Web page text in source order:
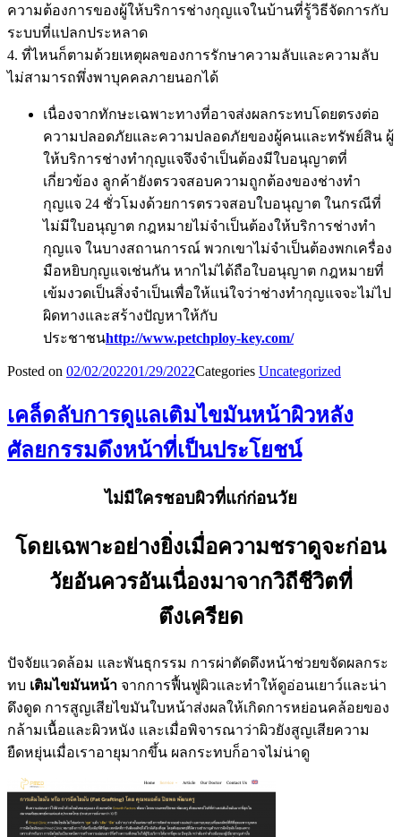
ความต้องการของผู้ให้บริการช่างกุญแจในบ้านที่รู้วิธีจัดการกับ
ระบบที่แปลกประหลาด
4. ที่ไหนก็ตามด้วยเหตุผลของการรักษาความลับและความลับ
ไม่สามารถพึ่งพาบุคคลภายนอกได้
เนื่องจากทักษะเฉพาะทางที่อาจส่งผลกระทบโดยตรงต่อ
ความปลอดภัยและความปลอดภัยของผู้คนและทรัพย์สิน ผู้
ให้บริการช่างทำกุญแจจึงจำเป็นต้องมีใบอนุญาตที่
เกี่ยวข้อง ลูกค้ายังตรวจสอบความถูกต้องของช่างทำ
กุญแจ 24 ชั่วโมงด้วยการตรวจสอบใบอนุญาต ในกรณีที่
ไม่มีใบอนุญาต กฎหมายไม่จำเป็นต้องให้บริการช่างทำ
กุญแจ ในบางสถานการณ์ พวกเขาไม่จำเป็นต้องพกเครื่อง
มือหยิบกุญแจเช่นกัน หากไม่ได้ถือใบอนุญาต กฎหมายที่
เข้มงวดเป็นสิ่งจำเป็นเพื่อให้แน่ใจว่าช่างทำกุญแจจะไม่ไป
ผิดทางและสร้างปัญหาให้กับ
ประชาชนhttp://www.petchploy-key.com/
Posted on 02/02/202201/29/2022Categories Uncategorized
เคล็ดลับการดูแลเติมไขมันหน้าผิวหลัง
ศัลยกรรมดึงหน้าที่เป็นประโยชน์
ไม่มีใครชอบผิวที่แก่ก่อนวัย
โดยเฉพาะอย่างยิ่งเมื่อความชราดูจะก่อน
วัยอันควรอันเนื่องมาจากวิถีชีวิตที่
ตึงเครียด
ปัจจัยแวดล้อม และพันธุกรรม การผ่าตัดดึงหน้าช่วยขจัดผลกระ
ทบ เติมไขมันหน้า จากการฟื้นฟูผิวและทำให้ดูอ่อนเยาว์และน่า
ดึงดูด การสูญเสียไขมันใบหน้าส่งผลให้เกิดการหย่อนคล้อยของ
กล้ามเนื้อและผิวหนัง และเมื่อพิจารณาว่าผิวยังสูญเสียความ
ยืดหยุ่นเมื่อเราอายุมากขึ้น ผลกระทบก็อาจไม่น่าดู